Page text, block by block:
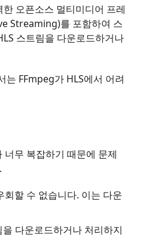
오픈소스 멀티미디어 프레
Streaming)를 포함하여 스
스트림을 다운로드하거나
는 FFmpeg가 HLS에서 어려
무 복잡하기 때문에 문제
할 수 없습니다. 이는 다운
다운로드하거나 처리하지